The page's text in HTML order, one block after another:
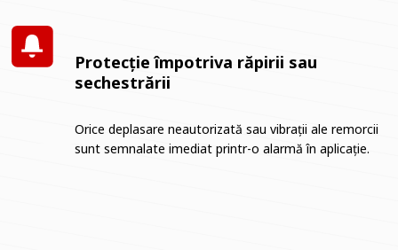
Protecție împotriva răpirii sau
sechestrării
Orice deplasare neautorizată sau vibrații ale remorcii
sunt semnalate imediat printr-o alarmă în aplicație.